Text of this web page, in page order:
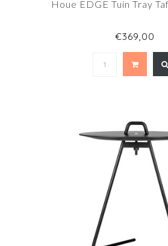
Houe EDGE Tuin Tray
€369,00